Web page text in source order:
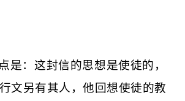
是：这封信的思想是使徒的，
文另有其人，他回想使徒的教